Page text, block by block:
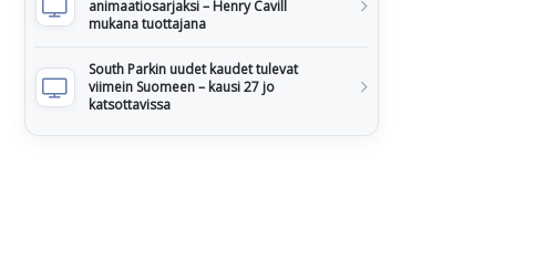
animaatiosarjaksi – Henry Cavill
mukana tuottajana
South Parkin uudet kaudet tulevat
viimein Suomeen – kausi 27 jo
katsottavissa